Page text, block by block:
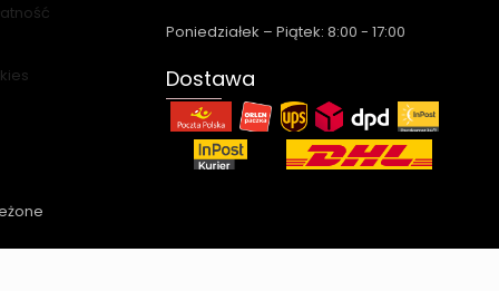
Poniedziałek – Piątek: 8:00 - 17:00
Dostawa